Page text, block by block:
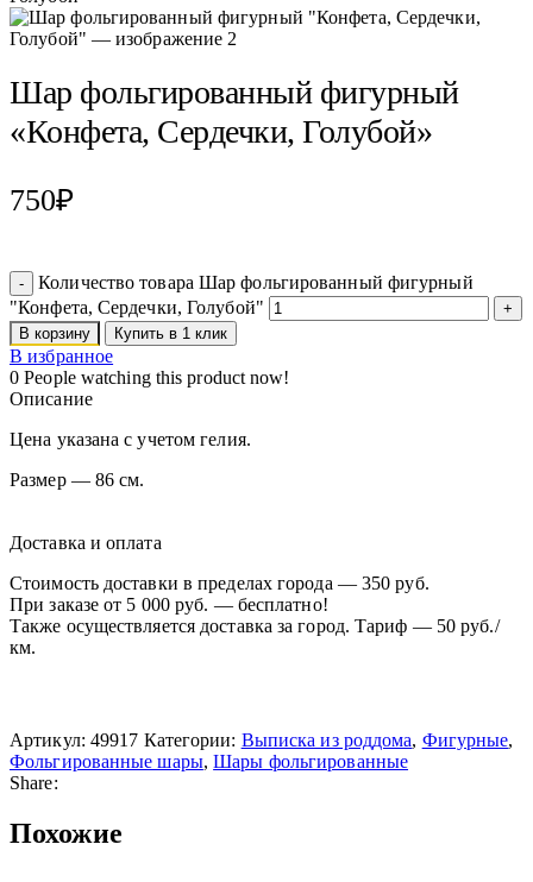
Шар фольгированный фигурный
«Конфета, Сердечки, Голубой»
750₽
Количество товара Шар фольгированный фигурный
"Конфета, Сердечки, Голубой"
В корзину Купить в 1 клик
В избранное
0 People watching this product now!
Описание
Цена указана с учетом гелия.
Размер — 86 см.
Доставка и оплата
Стоимость доставки в пределах города — 350 руб.
При заказе от 5 000 руб. — бесплатно!
Также осуществляется доставка за город. Тариф — 50 руб./
км.
Артикул: 49917 Категории: Выписка из роддома, Фигурные,
Фольгированные шары, Шары фольгированные
Share:
Похожие